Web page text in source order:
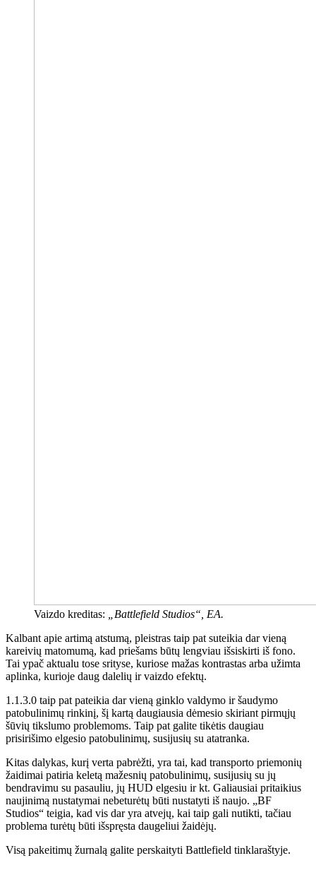
Vaizdo kreditas:
„Battlefield Studios“, EA.
Kalbant apie artimą atstumą, pleistras taip pat suteikia dar vieną
kareivių matomumą, kad priešams būtų lengviau išsiskirti iš fono.
Tai ypač aktualu tose srityse, kuriose mažas kontrastas arba užimta
aplinka, kurioje daug dalelių ir vaizdo efektų.
1.1.3.0 taip pat pateikia dar vieną ginklo valdymo ir šaudymo
patobulinimų rinkinį, šį kartą daugiausia dėmesio skiriant pirmųjų
šūvių tikslumo problemoms. Taip pat galite tikėtis daugiau
prisirišimo elgesio patobulinimų, susijusių su atatranka.
Kitas dalykas, kurį verta pabrėžti, yra tai, kad transporto priemonių
žaidimai patiria keletą mažesnių patobulinimų, susijusių su jų
bendravimu su pasauliu, jų HUD elgesiu ir kt. Galiausiai pritaikius
naujinimą nustatymai nebeturėtų būti nustatyti iš naujo. „BF
Studios“ teigia, kad vis dar yra atvejų, kai taip gali nutikti, tačiau
problema turėtų būti išspręsta daugeliui žaidėjų.
Visą pakeitimų žurnalą galite perskaityti Battlefield tinklaraštyje.